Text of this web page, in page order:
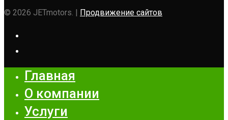
© 2026 JETmotors. | Продвижение сайтов
Главная
О компании
Услуги